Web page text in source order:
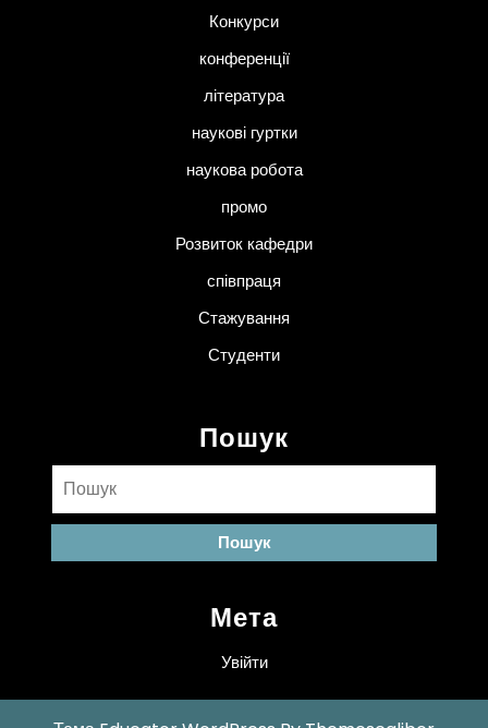
Конкурси
конференції
література
наукові гуртки
наукова робота
промо
Розвиток кафедри
співпраця
Стажування
Студенти
Пошук
Пошук:
Мета
Увійти